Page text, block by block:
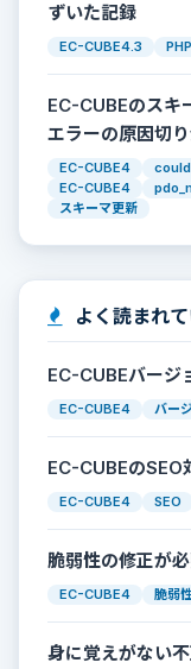
ずいた記録
EC-CUBE4.3 PHP
EC-CUBEのスキ
エラーの原因切
EC-CUBE4
EC-CUBE4
スキーマ更新
よく読まれ
EC-CUBEバージ
EC-CUBE4 バー
EC-CUBEのSEO
EC-CUBE4 SEO
脆弱性の修正が
EC-CUBE4 脆弱
身に覚えがない